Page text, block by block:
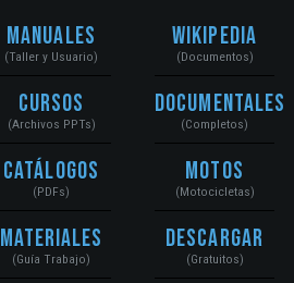
Manuales
(Taller y Usuario)
Cursos
(Archivos PPTs)
Catálogos
(PDFs)
Materiales
(Guía Trabajo)
Wikipedia
(Documentos)
Documentales
(Completos)
Motos
(Motocicletas)
Descargar
(Gratuitos)